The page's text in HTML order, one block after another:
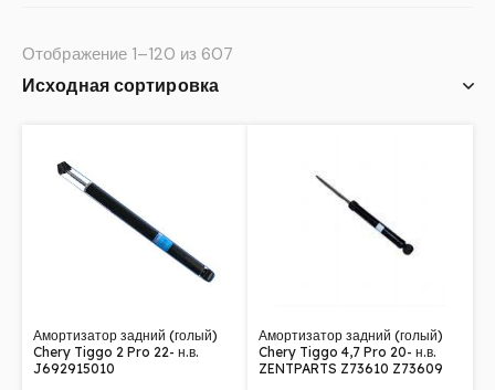
Отображение 1–120 из 607
Амортизатор задний (голый)
Chery Tiggo 2 Pro 22- н.в.
J692915010
Амортизатор задний (голый)
Chery Tiggo 4,7 Pro 20- н.в.
ZENTPARTS Z73610 Z73609